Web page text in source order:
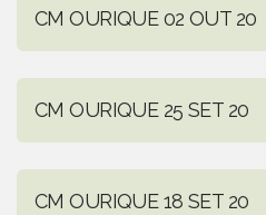
CM OURIQUE 02 OUT 20
CM OURIQUE 25 SET 20
CM OURIQUE 18 SET 20